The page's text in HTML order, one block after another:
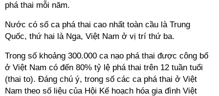
phá thai mỗi năm.
Nước có số ca phá thai cao nhất toàn cầu là Trung
Quốc, thứ hai là Nga, Việt Nam ở vị trí thứ ba.
Trong số khoảng 300.000 ca nạo phá thai được công bố
ở Việt Nam có đến 80% tỷ lệ phá thai trên 12 tuần tuổi
(thai to). Đáng chú ý, trong số các ca phá thai ở Việt
Nam theo số liệu của Hội Kế hoạch hóa gia đình Việt